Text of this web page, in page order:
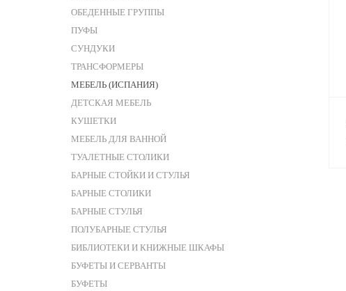
ОБЕДЕННЫЕ ГРУППЫ
ПУФЫ
СУНДУКИ
ТРАНСФОРМЕРЫ
МЕБЕЛЬ (ИСПАНИЯ)
ДЕТСКАЯ МЕБЕЛЬ
КУШЕТКИ
МЕБЕЛЬ ДЛЯ ВАННОЙ
ТУАЛЕТНЫЕ СТОЛИКИ
БАРНЫЕ СТОЙКИ И СТУЛЬЯ
БАРНЫЕ СТОЛИКИ
БАРНЫЕ СТУЛЬЯ
ПОЛУБАРНЫЕ СТУЛЬЯ
БИБЛИОТЕКИ И КНИЖНЫЕ ШКАФЫ
БУФЕТЫ И СЕРВАНТЫ
БУФЕТЫ